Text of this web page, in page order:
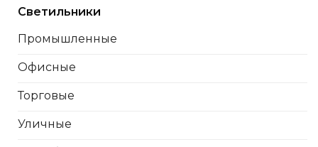
Светильники
Промышленные
Офисные
Торговые
Уличные